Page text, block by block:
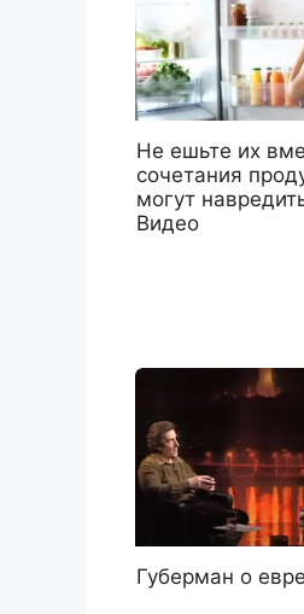
Не ешьте их
сочетания
могут
Видео
Губерман о